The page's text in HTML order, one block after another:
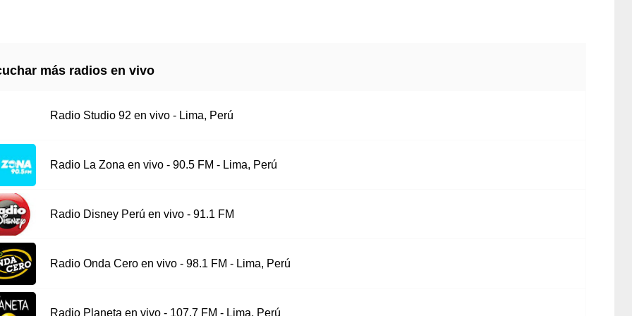
más radios en vivo
Radio Studio 92 en vivo - Lima, Perú
Radio La Zona en vivo - 90.5 FM - Lima, Perú
Radio Disney Perú en vivo - 91.1 FM
Radio Onda Cero en vivo - 98.1 FM - Lima, Perú
Radio Planeta en vivo - 107.7 FM - Lima, Perú